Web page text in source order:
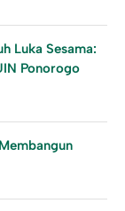
Luka Sesama:
Ponorogo